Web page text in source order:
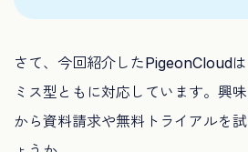
さて、今回紹介したPigeonCloud
ミス型ともに対応しています。興
から資料請求や無料トライアルを